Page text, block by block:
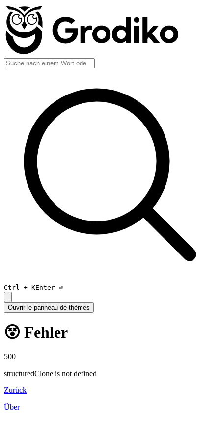
Ctrl + KEnter ⏎
Ouvrir le panneau de thèmes
😵 Fehler
500
structuredClone is not defined
Zurück
Über